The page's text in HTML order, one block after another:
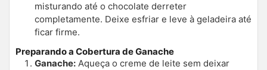
misturando até o chocolate derreter
completamente. Deixe esfriar e leve à geladeira até
ficar firme.
Preparando a Cobertura de Ganache
Ganache: Aqueça o creme de leite sem deixar